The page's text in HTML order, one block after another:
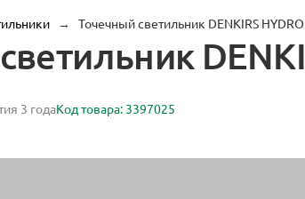
→ Точечный светильник DENKIRS
3 годаКод товара: 3397025